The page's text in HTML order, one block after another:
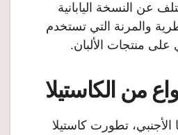
عن النسخة اليابانية
والمرنة التي تستخدم
على منتجات الألبان.
من الكاستيلا
تطورت كاستيلا